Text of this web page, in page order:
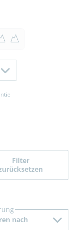
Filter
nach